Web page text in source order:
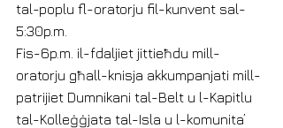
tal-poplu fl-oratorju fil-kunvent sal-
5:30p.m.
Fis-6p.m. il-fdaljiet jittieħdu mill-
oratorju għall-knisja akkumpanjati mill-
patrijiet Dumnikani tal-Belt u l-Kapitlu
tal-Kolleġġjata tal-Isla u l-komunita’